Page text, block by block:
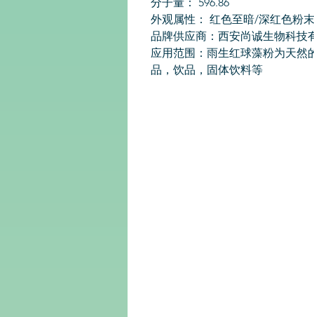
分子量： 596.86
外观属性： 红色至暗/深红色粉
品牌供应商：西安尚诚生物科技
应用范围：雨生红球藻粉为天然
品，饮品，固体饮料等